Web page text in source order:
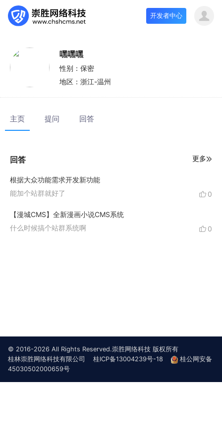
开发者中心
嘿嘿嘿
性别： 保密
地区： 浙江-温州
主页 提问 回答
回答 更多
根据大众功能需求开发新功能
能加个站群就好了
0
【漫城CMS】全新漫画小说CMS系统
什么时候搞个站群系统啊
0
© 2016-2026 All Rights Reserved.崇胜网络科技 版权所有
桂林崇胜网络科技有限公司
桂ICP备13004239号-18
桂公网安备
45030502000659号